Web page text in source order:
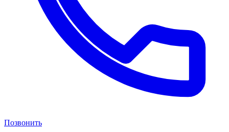
Позвонить